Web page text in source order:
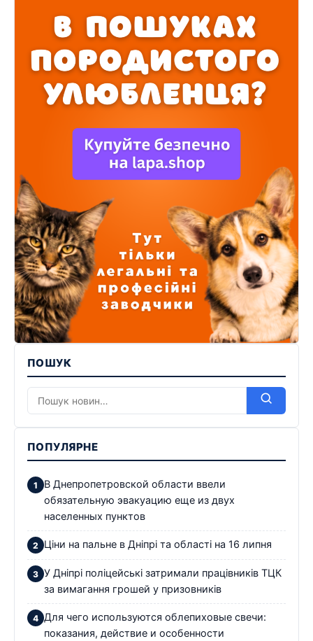
ПОШУК
ПОПУЛЯРНЕ
В Днепропетровской области ввели
обязательную эвакуацию еще из двух
населенных пунктов
Ціни на пальне в Дніпрі та області на 16 липня
У Дніпрі поліцейські затримали працівників ТЦК
за вимагання грошей у призовників
Для чего используются облепиховые свечи:
показания, действие и особенности